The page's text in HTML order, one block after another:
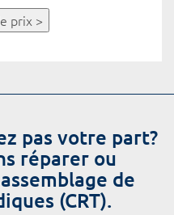
prix >
pas votre part?
réparer ou
de
(CRT).